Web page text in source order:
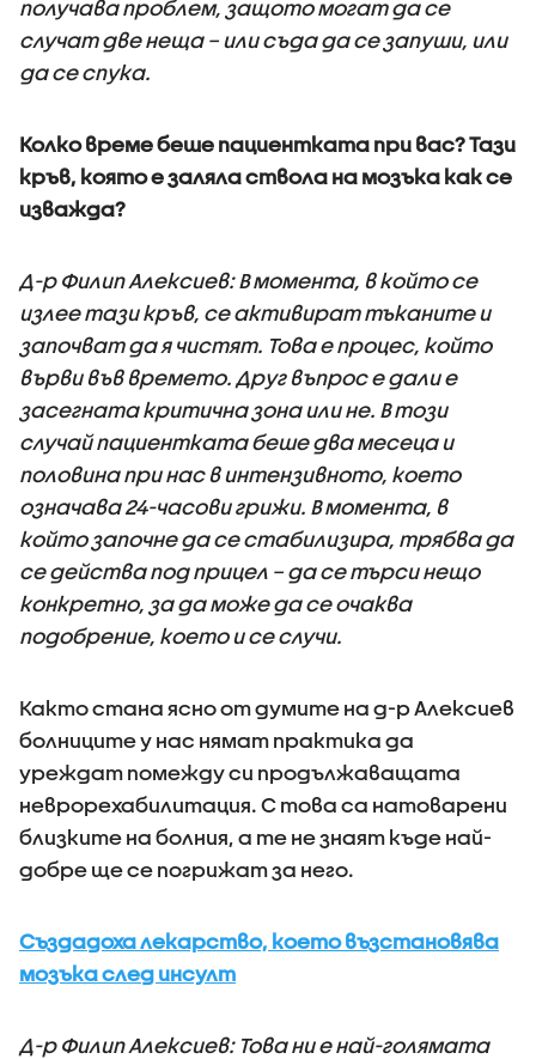
получава проблем, защото могат да се
случат две неща – или съда да се запуши, или
да се спука.
Колко време беше пациентката при вас? Тази
кръв, която е заляла ствола на мозъка как се
изважда?
Д-р Филип Алексиев: В момента, в който се
излее тази кръв, се активират тъканите и
започват да я чистят. Това е процес, който
върви във времето. Друг въпрос е дали е
засегната критична зона или не. В този
случай пациентката беше два месеца и
половина при нас в интензивното, което
означава 24-часови грижи. В момента, в
който започне да се стабилизира, трябва да
се действа под прицел – да се търси нещо
конкретно, за да може да се очаква
подобрение, което и се случи.
Както стана ясно от думите на д-р Алексиев
болниците у нас нямат практика да
уреждат помежду си продължаващата
неврорехабилитация. С това са натоварени
близките на болния, а те не знаят къде най-
добре ще се погрижат за него.
Създадоха лекарство, което възстановява
мозъка след инсулт
Д-р Филип Алексиев: Това ни е най-голямата